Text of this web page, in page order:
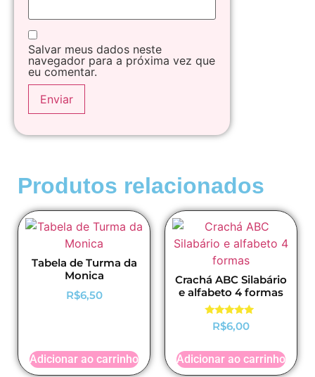
Salvar meus dados neste
navegador para a próxima vez que
eu comentar.
Produtos relacionados
Tabela de Turma da
Monica
R$6,50
Adicionar ao carrinho
Crachá ABC Silabário
e alfabeto 4 formas
Avaliação
5.00
R$6,00
Adicionar ao carrinho